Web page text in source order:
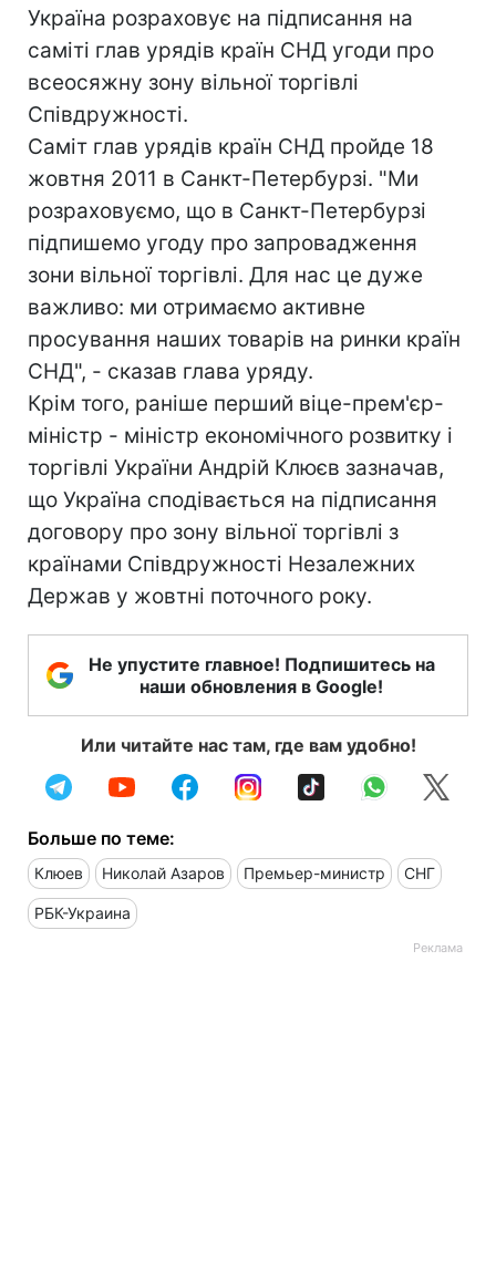
Україна розраховує на підписання на
саміті глав урядів країн СНД угоди про
всеосяжну зону вільної торгівлі
Співдружності.
Саміт глав урядів країн СНД пройде 18
жовтня 2011 в Санкт-Петербурзі. "Ми
розраховуємо, що в Санкт-Петербурзі
підпишемо угоду про запровадження
зони вільної торгівлі. Для нас це дуже
важливо: ми отримаємо активне
просування наших товарів на ринки країн
СНД", - сказав глава уряду.
Крім того, раніше перший віце-прем'єр-
міністр - міністр економічного розвитку і
торгівлі України Андрій Клюєв зазначав,
що Україна сподівається на підписання
договору про зону вільної торгівлі з
країнами Співдружності Незалежних
Держав у жовтні поточного року.
Не упустите главное! Подпишитесь на
наши обновления в Google!
Или читайте нас там, где вам удобно!
Больше по теме:
Клюев Николай Азаров Премьер-министр СНГ
РБК-Украина